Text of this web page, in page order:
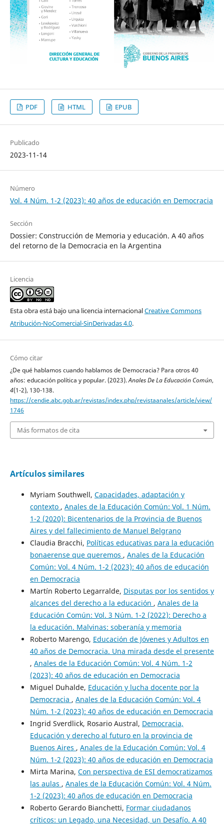
PDF HTML EPUB
Publicado
2023-11-14
Número
Vol. 4 Núm. 1-2 (2023): 40 años de educación en Democracia
Sección
Dossier: Construcción de Memoria y educación. A 40 años
del retorno de la Democracia en la Argentina
Licencia
Esta obra está bajo una licencia internacionalCreative Commons
Atribución-NoComercial-SinDerivadas 4.0.
Cómo citar
¿De qué hablamos cuando hablamos de Democracia? Para otros 40
años: educación política y popular. (2023).Anales De La Educación Común,
4(1-2), 130-138.
https://cendie.abc.gob.ar/revistas/index.php/revistaanales/article/view/
1746
Más formatos de cita
Artículos similares
Myriam Southwell, Capacidades, adaptación y
contexto , Anales de la Educación Común: Vol. 1 Núm.
1-2 (2020): Bicentenarios de la Provincia de Buenos
Aires y del fallecimiento de Manuel Belgrano
Claudia Bracchi, Políticas educativas para la educación
bonaerense que queremos , Anales de la Educación
Común: Vol. 4 Núm. 1-2 (2023): 40 años de educación
en Democracia
Martín Roberto Legarralde, Disputas por los sentidos y
alcances del derecho a la educación , Anales de la
Educación Común: Vol. 3 Núm. 1-2 (2022): Derecho a
la educación. Malvinas: soberanía y memoria
Roberto Marengo, Educación de Jóvenes y Adultos en
40 años de Democracia. Una mirada desde el presente
, Anales de la Educación Común: Vol. 4 Núm. 1-2
(2023): 40 años de educación en Democracia
Miguel Duhalde, Educación y lucha docente por la
Democracia , Anales de la Educación Común: Vol. 4
Núm. 1-2 (2023): 40 años de educación en Democracia
Ingrid Sverdlick, Rosario Austral, Democracia,
Educación y derecho al futuro en la provincia de
Buenos Aires , Anales de la Educación Común: Vol. 4
Núm. 1-2 (2023): 40 años de educación en Democracia
Mirta Marina, Con perspectiva de ESI democratizamos
las aulas , Anales de la Educación Común: Vol. 4 Núm.
1-2 (2023): 40 años de educación en Democracia
Roberto Gerardo Bianchetti, Formar ciudadanos
críticos: un Legado, una Necesidad, un Desafío. A 40